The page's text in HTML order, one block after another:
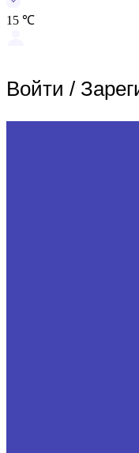
15 ℃
Войти /